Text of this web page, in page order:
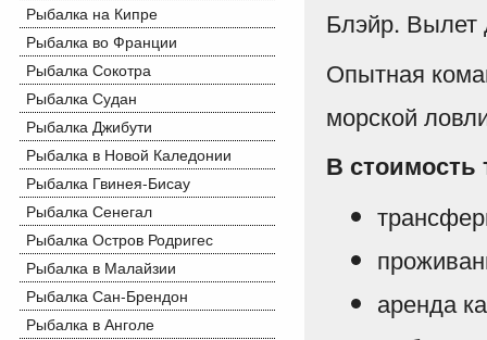
Рыбалка на Кипре
Рыбалка во Франции
Рыбалка Сокотра
Рыбалка Судан
Рыбалка Джибути
Рыбалка в Новой Каледонии
Рыбалка Гвинея-Бисау
Рыбалка Сенегал
Рыбалка Остров Родригес
Рыбалка в Малайзии
Рыбалка Сан-Брендон
Рыбалка в Анголе
Блэйр. Вылет
Опытная
морской
В стоимость
аренда